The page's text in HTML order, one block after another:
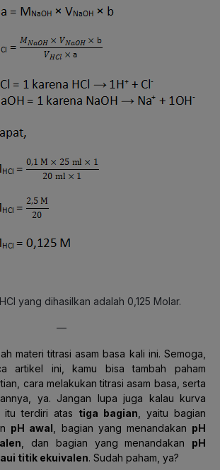
yang dihasilkan adalah 0,125 Molar.
—
materi titrasi asam basa kali ini. Semoga,
artikel ini, kamu bisa tambah paham
cara melakukan titrasi asam basa, serta
ya. Jangan lupa juga kalau kurva
itu terdiri atas tiga bagian , yaitu bagian
pH awal , bagian yang menandakan pH
, dan bagian yang menandakan pH
titik ekuivalen. Sudah paham, ya?